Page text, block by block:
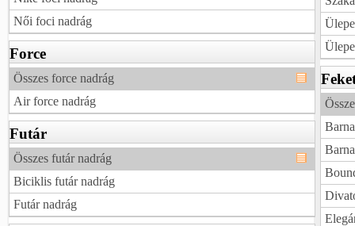
Női foci nadrág
Force
Összes force nadrág
Air force nadrág
Futár
Összes futár nadrág
Biciklis futár nadrág
Futár nadrág